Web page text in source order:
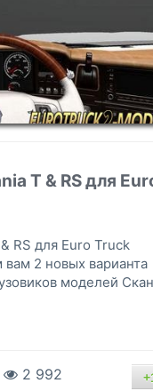
T & RS для
RS для Euro Truck
2 новых варианта
моделей
2 992